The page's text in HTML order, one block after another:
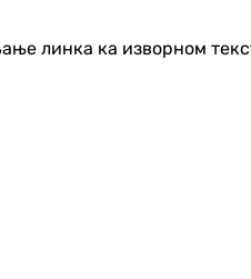
линка ка изворном